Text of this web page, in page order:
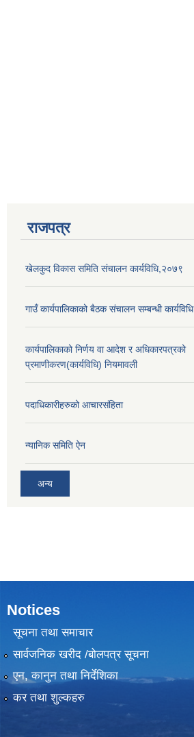
राजपत्र
खेलकुद विकास समिति संचालन कार्यविधि,२०७९
गाउँ कार्यपालिकाको बैठक संचालन सम्बन्धी कार्यविधि
कार्यपालिकाको निर्णय वा आदेश र अधिकारपत्रको
प्रमाणीकरण(कार्यविधि) नियमावली
पदाधिकारीहरुको आचारसंहिता
न्यानिक समिति ऐन
अन्य
Notices
सूचना तथा समाचार
सार्वजनिक खरीद /बोलपत्र सूचना
एन, कानुन तथा निर्देशिका
कर तथा शुल्कहरु